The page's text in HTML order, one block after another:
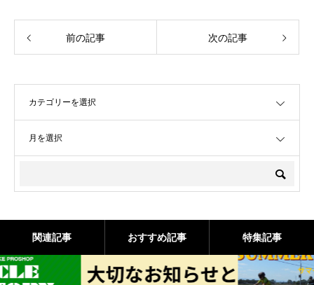
前の記事 次の記事
関連記事 おすすめ記事 特集記事